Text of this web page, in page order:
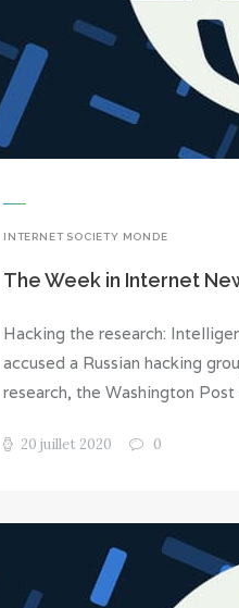
INTERNET SOCIETY MONDE
The Week in Internet
Hacking the research:
accused a Russian hacking
research, the Washington
20 juillet 2020 0